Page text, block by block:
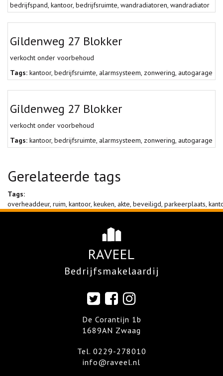
bedrijfspand, kantoor, bedrijfsruimte, wandradiatoren, wandradiator
Gildenweg 27 Blokker
verkocht onder voorbehoud
Tags: kantoor, bedrijfsruimte, alarmsysteem, zonwering, autogarage
Gildenweg 27 Blokker
verkocht onder voorbehoud
Tags: kantoor, bedrijfsruimte, alarmsysteem, zonwering, autogarage
Gerelateerde tags
Tags:
overheaddeur, ruim, kantoor, keuken, akte, beveiligd, parkeerplaats,
RAVEEL
Bedrijfsmakelaardij
De Corantijn 1b
1689AN Zwaag
Tel. 0229-278010
info@raveel.nl